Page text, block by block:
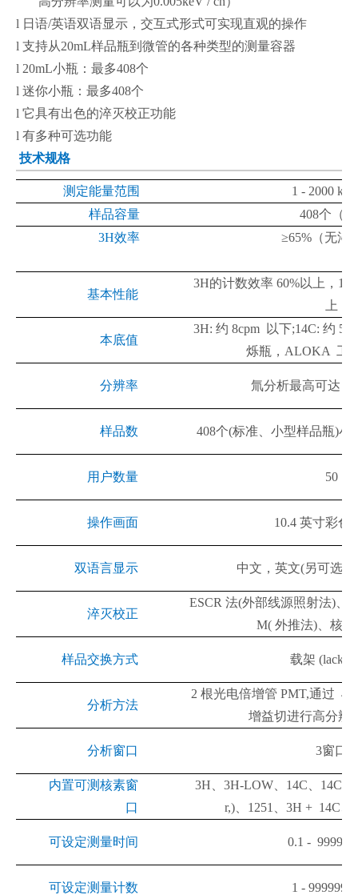
l 日语/英语双语显示，交互式形式可实现直观的操作
l 支持从20mL样品瓶到微管的各种类型的测量容器
l 20mL小瓶：最多408个
l 迷你小瓶：最多408个
l 它具有出色的淬灭校正功能
l 有多种可选功能
技术规格
测定能量范围
1 - 2000 keV
样品容量
408个（
3H效率 ≥65%（无淬
基本性能
3H的计数效率 60%以上，
上
本底值
3H: 约 8cpm 以下;14C: 约
烁瓶， ALOKA 工
分辨率 氚分析最高可达
样品数 408个(标准、小型样品瓶)小
用户数量 50
操作画面 10.4 英寸彩色
双语言显示 中文，英文(另可选
淬灭校正
ESCR 法(外部线源照射法)
M( 外推法)、核
样品交换方式 载架 (lack)
分析方法
2 根光电倍增管 PMT,通过
增益切进行高分辨
分析窗口 3窗口
内置可测核素窗
口
3H 3H-LOW、 14C
14C-
r,)
1251 3H + 14C
可设定测量时间 0.1 - 9999.9
可设定测量计数 1 - 9999999